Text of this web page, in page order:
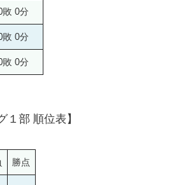
敗 0分
敗 0分
敗 0分
１部 順位表】
勝点